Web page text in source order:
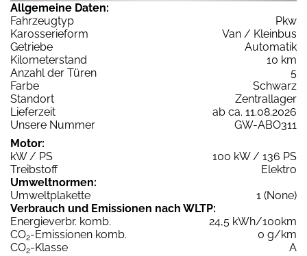
Allgemeine Daten:
Fahrzeugtyp
Pkw
Karosserieform
Van / Kleinbus
Getriebe
Automatik
Kilometerstand
10 km
Anzahl der Türen
5
Farbe
Schwarz
Standort
Zentrallager
Lieferzeit
ab ca. 11.08.2026
Unsere Nummer
GW-ABO311
Motor:
kW / PS
100 kW / 136 PS
Treibstoff
Elektro
Umweltnormen:
Umweltplakette
1 (None)
Verbrauch und Emissionen nach WLTP:
Energieverbr. komb.
24,5 kWh/100km
CO2-Emissionen komb.
0 g/km
CO2-Klasse
A